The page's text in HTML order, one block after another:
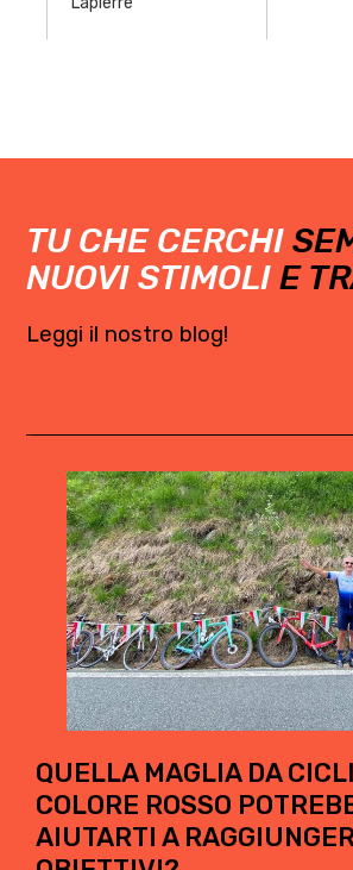
TU CHE CERCHI
NUOVI STIMOLIE
Leggi il nostro blog!
QUELLA MAGLIA DA
COLORE ROSSO
AIUTARTI A